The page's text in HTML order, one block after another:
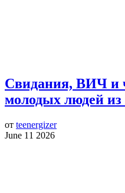
Свидания, ВИЧ и
молодых людей из
от teenergizer
June 11 2026